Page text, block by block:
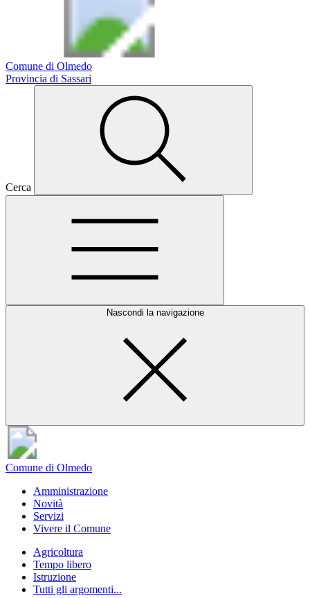
Comune di Olmedo
Provincia di Sassari
Cerca
Nascondi la navigazione
Comune di Olmedo
Amministrazione
Novità
Servizi
Vivere il Comune
Agricoltura
Tempo libero
Istruzione
Tutti gli argomenti...